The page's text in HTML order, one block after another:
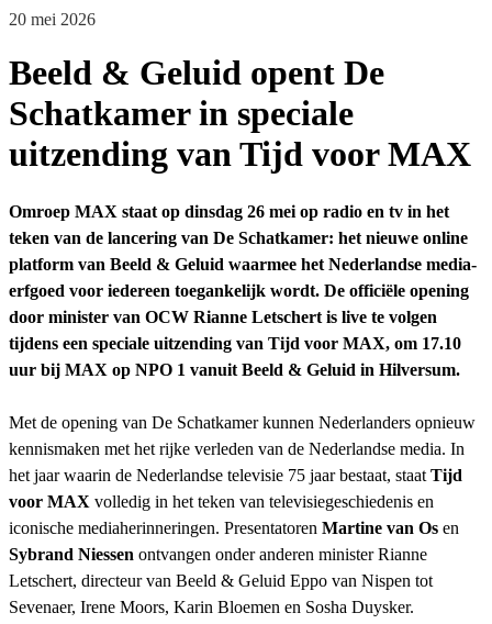
20 mei 2026
Beeld & Geluid opent De
Schatkamer in speciale
uitzending van Tijd voor MAX
Omroep MAX staat op dinsdag 26 mei op radio en tv in het
teken van de lancering van De Schatkamer: het nieuwe online
platform van Beeld & Geluid waarmee het Nederlandse media-
erfgoed voor iedereen toegankelijk wordt. De officiële opening
door minister van OCW Rianne Letschert is live te volgen
tijdens een speciale uitzending van Tijd voor MAX, om 17.10
uur bij MAX op NPO 1 vanuit Beeld & Geluid in Hilversum.
Met de opening van De Schatkamer kunnen Nederlanders opnieuw
kennismaken met het rijke verleden van de Nederlandse media. In
het jaar waarin de Nederlandse televisie 75 jaar bestaat, staat Tijd
voor MAX volledig in het teken van televisiegeschiedenis en
iconische mediaherinneringen. Presentatoren Martine van Os en
Sybrand Niessen ontvangen onder anderen minister Rianne
Letschert, directeur van Beeld & Geluid Eppo van Nispen tot
Sevenaer, Irene Moors, Karin Bloemen en Sosha Duysker.